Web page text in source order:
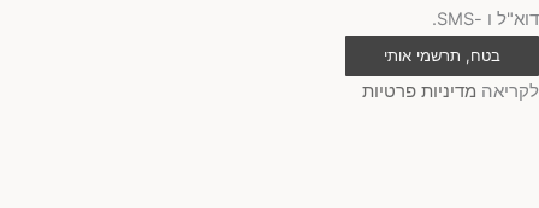
דוא"ל ו -SMS.
בטח, תרשמי אותי
לקריאה מדיניות פרטיות